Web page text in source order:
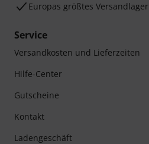
Europas größtes Versandlager
Service
Versandkosten und Lieferzeiten
Hilfe-Center
Gutscheine
Kontakt
Ladengeschäft